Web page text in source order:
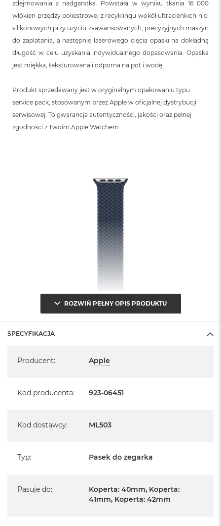
zdejmowania z nadgarstka. Powstała w wyniku tkania 16 000
włókien przędzy poliestrowej z recyklingu wokół ultracienkich nici
silikonowych przy użyciu zaawansowanych, precyzyjnych maszyn
do zaplatania, a następnie laserowego cięcia opaski na dokładną
długość w celu uzyskania indywidualnego dopasowania. Opaska
jest miękka, teksturowana i odporna na pot i wodę.
Produkt sprzedawany jest w oryginalnym opakowaniu typu
service pack, stosowanym przez Apple w oficjalnej dystrybucji
serwisowej. To gwarancja autentyczności, jakości oraz pełnej
zgodności z Twoim Apple Watchem.
ROZWIŃ PEŁNY OPIS PRODUKTU
SPECYFIKACJA
Producent: Apple
Kod producenta: 923-06451
Kod dostawcy: ML503
Typ: Pasek do zegarka
Pasuje do:
Koperta: 40mm, Koperta:
41mm, Koperta: 42mm